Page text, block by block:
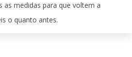
as medidas para que voltem a
o quanto antes.